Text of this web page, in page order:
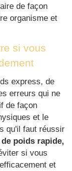
de façon
organisme et
si vous
express, de
erreurs qui ne
de façon
et le
qu'il faut réussir
poids rapide,
si vous
et